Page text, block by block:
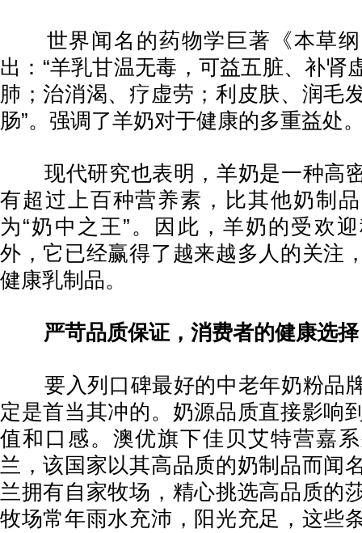
世界闻名的药物学巨著《本草纲
出：“羊乳甘温无毒，可益五脏、补肾
肺；治消渴、疗虚劳；利皮肤、润毛
肠”。强调了羊奶对于健康的多重益处
现代研究也表明，羊奶是一种高
有超过上百种营养素，比其他奶制
为“奶中之王”。因此，羊奶的受欢
外，它已经赢得了越来越多人的关注
健康乳制品。
严苛品质保证，消费者的健康选择
要入列口碑最好的中老年奶粉品
定是首当其冲的。奶源品质直接影响
值和口感。澳优旗下佳贝艾特营嘉
兰，该国家以其高品质的奶制品而闻
兰拥有自家牧场，精心挑选高品质的
牧场常年雨水充沛，阳光充足，这些